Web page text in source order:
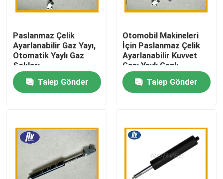
Ev
Paslanmaz Çelik
Ayarlanabilir Gaz Yayı,
Otomatik Yaylı Gaz
Şokları
Talep Gönder
Otomobil Makineleri
İçin Paslanmaz Çelik
Ayarlanabilir Kuvvet
Gazı Yaylı Gazlı
Asansör
Talep Gönder